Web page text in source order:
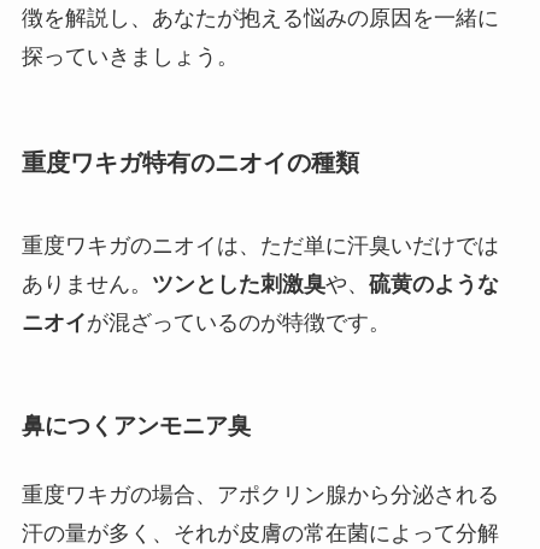
徴を解説し、あなたが抱える悩みの原因を一緒に
探っていきましょう。
重度ワキガ特有のニオイの種類
重度ワキガのニオイは、ただ単に汗臭いだけでは
ありません。 ツンとした刺激臭や、 硫黄のような
ニオイが混ざっているのが特徴です。
鼻につくアンモニア臭
重度ワキガの場合、アポクリン腺から分泌される
汗の量が多く、それが皮膚の常在菌によって分解